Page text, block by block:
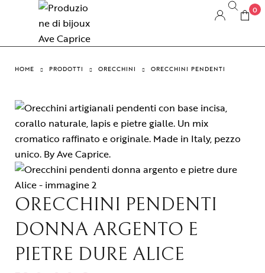
0
HOME PRODOTTI ORECCHINI ORECCHINI PENDENTI
ORECCHINI PENDENTI
DONNA ARGENTO E
PIETRE DURE ALICE